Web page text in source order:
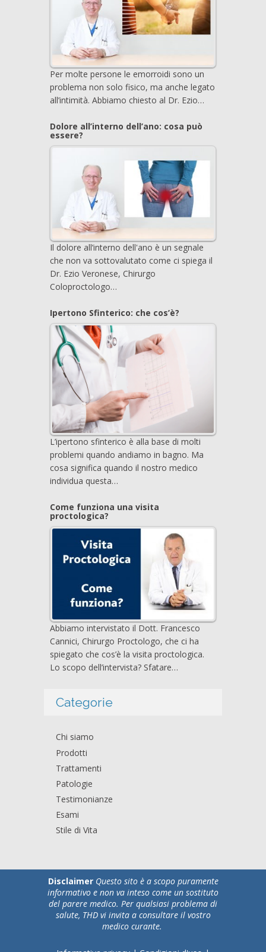
Per molte persone le emorroidi sono un
problema non solo fisico, ma anche legato
all’intimità. Abbiamo chiesto al Dr. Ezio…
Dolore all’interno dell’ano: cosa può
essere?
Il dolore all’interno dell'ano è un segnale
che non va sottovalutato come ci spiega il
Dr. Ezio Veronese, Chirurgo
Coloproctologo…
Ipertono Sfinterico: che cos’è?
L’ipertono sfinterico è alla base di molti
problemi quando andiamo in bagno. Ma
cosa significa quando il nostro medico
individua questa…
Come funziona una visita
proctologica?
Abbiamo intervistato il Dott. Francesco
Cannici, Chirurgo Proctologo, che ci ha
spiegato che cos’è la visita proctologica.
Lo scopo dell’intervista? Sfatare…
Categorie
Chi siamo
Prodotti
Trattamenti
Patologie
Testimonianze
Esami
Stile di Vita
Disclaimer Questo sito è a scopo puramente
informativo e non va inteso come un sostituto
del parere medico. Per qualsiasi problema di
salute, THD vi invita a consultare il vostro
medico curante.